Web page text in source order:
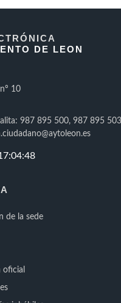
DE LEON
10
987 895 500, 987 895
de la sede
oficial